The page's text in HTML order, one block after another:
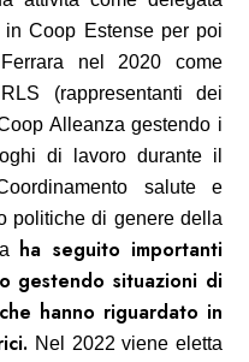
Coop Estense per poi
nel 2020 come
(rappresentanti dei
Alleanza gestendo i
di lavoro durante il
salute e
politiche di genere della
ha seguito importanti
gestendo situazioni di
hanno riguardato in
Nel 2022 viene eletta